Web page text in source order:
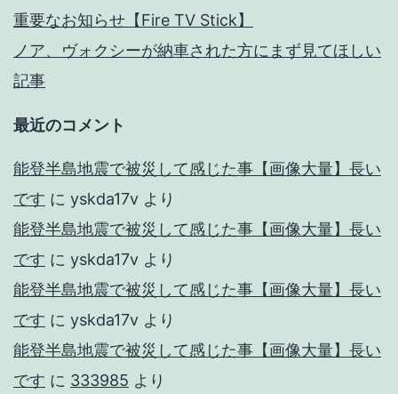
重要なお知らせ【Fire TV Stick】
ノア、ヴォクシーが納車された方にまず見てほしい
記事
最近のコメント
能登半島地震で被災して感じた事【画像大量】長い
です に yskda17v より
能登半島地震で被災して感じた事【画像大量】長い
です に yskda17v より
能登半島地震で被災して感じた事【画像大量】長い
です に yskda17v より
能登半島地震で被災して感じた事【画像大量】長い
です に 333985 より